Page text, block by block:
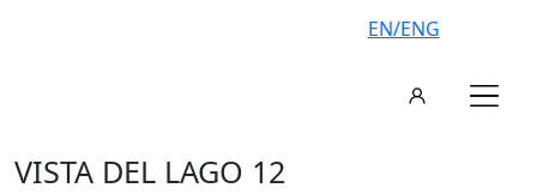
EN/ENG
VISTA DEL LAGO 12